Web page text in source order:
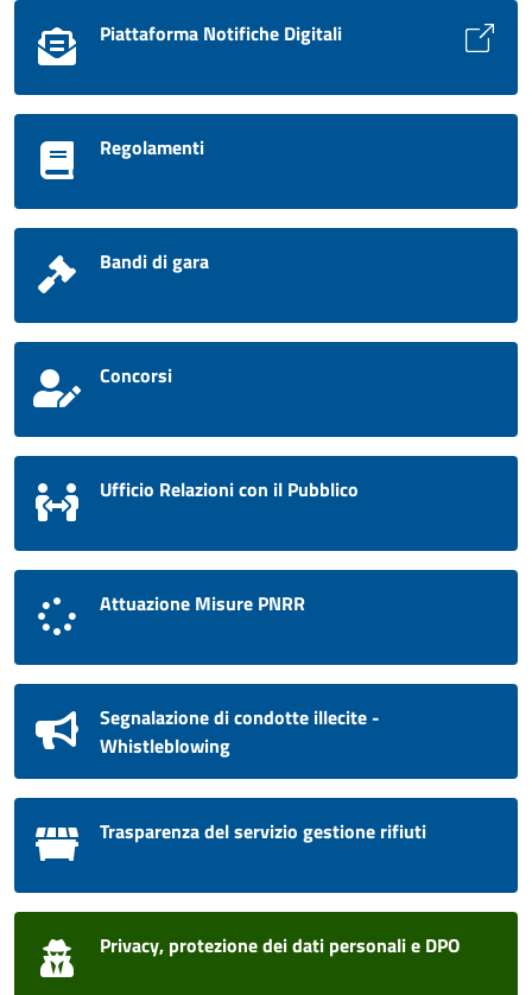
Piattaforma Notifiche Digitali
Regolamenti
Bandi di gara
Concorsi
Ufficio Relazioni con il Pubblico
Attuazione Misure PNRR
Segnalazione di condotte illecite -
Whistleblowing
Trasparenza del servizio gestione rifiuti
Privacy, protezione dei dati personali e DPO